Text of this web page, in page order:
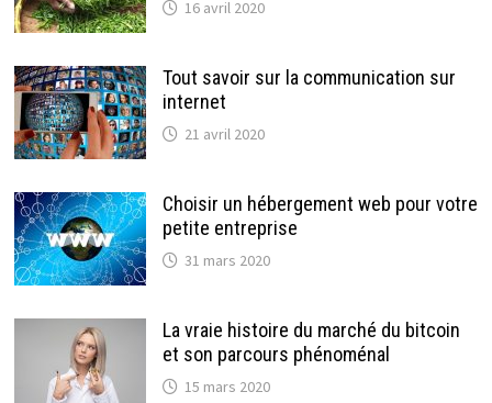
16 avril 2020
Tout savoir sur la communication sur
internet
21 avril 2020
Choisir un hébergement web pour votre
petite entreprise
31 mars 2020
La vraie histoire du marché du bitcoin
et son parcours phénoménal
15 mars 2020